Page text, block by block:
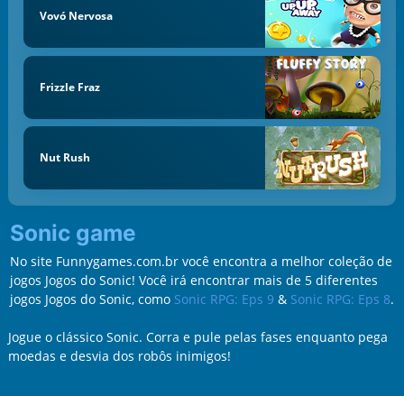
Vovó Nervosa
Frizzle Fraz
Nut Rush
Sonic game
No site Funnygames.com.br você encontra a melhor coleção de
jogos Jogos do Sonic! Você irá encontrar mais de 5 diferentes
jogos Jogos do Sonic, como Sonic RPG: Eps 9 & Sonic RPG: Eps 8.
Jogue o clássico Sonic. Corra e pule pelas fases enquanto pega
moedas e desvia dos robôs inimigos!